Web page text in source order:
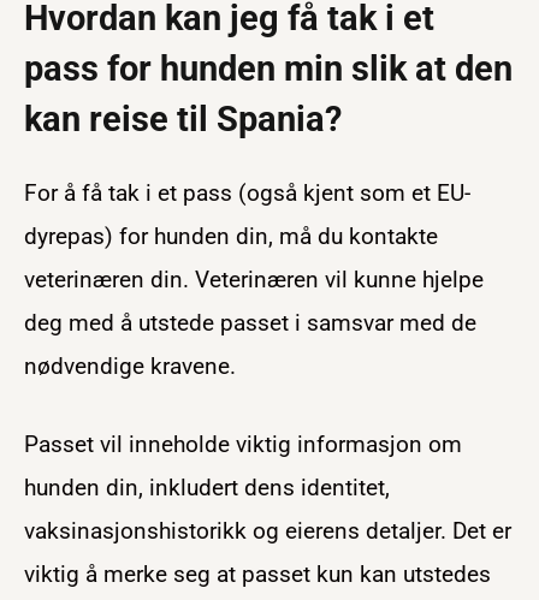
Hvordan kan jeg få tak i et
pass for hunden min slik at den
kan reise til Spania?
For å få tak i et pass (også kjent som et EU-
dyrepas) for hunden din, må du kontakte
veterinæren din. Veterinæren vil kunne hjelpe
deg med å utstede passet i samsvar med de
nødvendige kravene.
Passet vil inneholde viktig informasjon om
hunden din, inkludert dens identitet,
vaksinasjonshistorikk og eierens detaljer. Det er
viktig å merke seg at passet kun kan utstedes